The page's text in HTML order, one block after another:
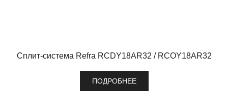
Сплит-система Refra RCDY18AR32 / RCOY18AR32
ПОДРОБНЕЕ